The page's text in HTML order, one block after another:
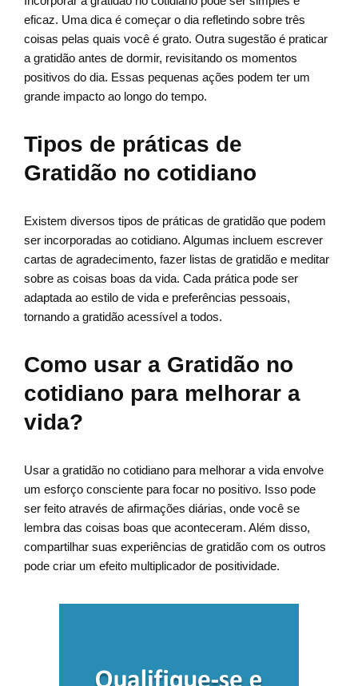
eficaz. Uma dica é começar o dia refletindo sobre três
coisas pelas quais você é grato. Outra sugestão é praticar
a gratidão antes de dormir, revisitando os momentos
positivos do dia. Essas pequenas ações podem ter um
grande impacto ao longo do tempo.
Tipos de práticas de
Gratidão no cotidiano
Existem diversos tipos de práticas de gratidão que podem
ser incorporadas ao cotidiano. Algumas incluem escrever
cartas de agradecimento, fazer listas de gratidão e meditar
sobre as coisas boas da vida. Cada prática pode ser
adaptada ao estilo de vida e preferências pessoais,
tornando a gratidão acessível a todos.
Como usar a Gratidão no
cotidiano para melhorar a
vida?
Usar a gratidão no cotidiano para melhorar a vida envolve
um esforço consciente para focar no positivo. Isso pode
ser feito através de afirmações diárias, onde você se
lembra das coisas boas que aconteceram. Além disso,
compartilhar suas experiências de gratidão com os outros
pode criar um efeito multiplicador de positividade.